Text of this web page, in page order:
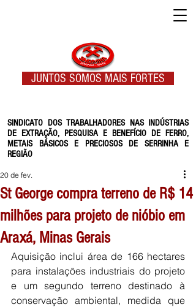
SINDICATO DOS TRABALHADORES NAS INDÚSTRIAS
DE EXTRAÇÃO, PESQUISA E BENEFÍCIO DE FERRO,
METAIS BÁSICOS E PRECIOSOS DE SERRINHA E
REGIÃO
JUNTOS SOMOS MAIS FORTES
St George compra terreno de R$ 14
milhões para projeto de nióbio em
Araxá, Minas Gerais
20 de fev.
Aquisição inclui área de 166 hectares
para instalações industriais do projeto
e um segundo terreno destinado à
conservação ambiental, medida que